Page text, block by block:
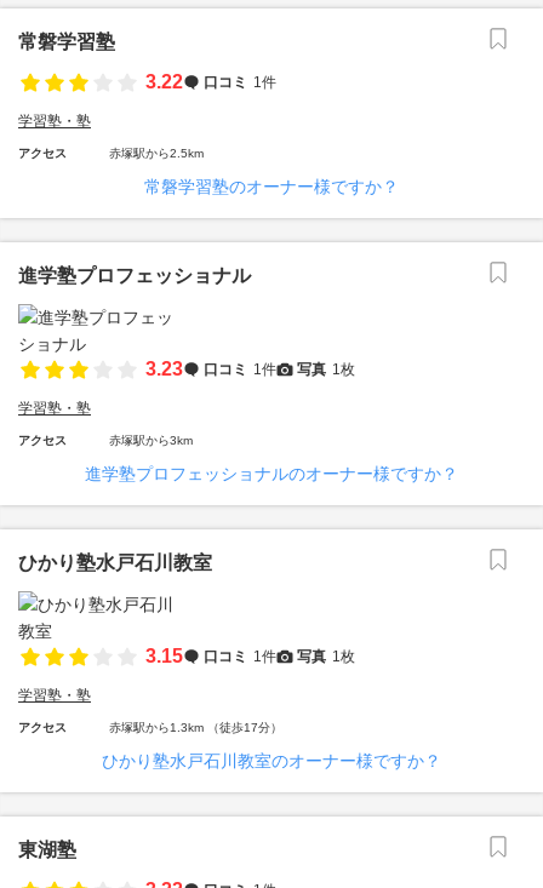
常磐学習塾
3.22
口コミ 1件
学習塾・塾
アクセス 赤塚駅から2.5km
常磐学習塾のオーナー様ですか？
進学塾プロフェッショナル
3.23 口コミ 1件 写真 1枚
学習塾・塾
アクセス 赤塚駅から3km
進学塾プロフェッショナルのオーナー様ですか？
ひかり塾水戸石川教室
3.15 口コミ 1件 写真 1枚
学習塾・塾
アクセス 赤塚駅から1.3km （徒歩17分）
ひかり塾水戸石川教室のオーナー様ですか？
東湖塾